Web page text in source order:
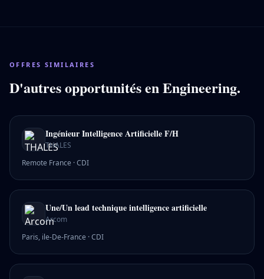
OFFRES SIMILAIRES
D'autres opportunités enEngineering.
Ingénieur Intelligence Artificielle F/H
THALES
Remote France ·CDI
Une/Un lead technique intelligence artificielle
Arcom
Paris, ile-De-France ·CDI